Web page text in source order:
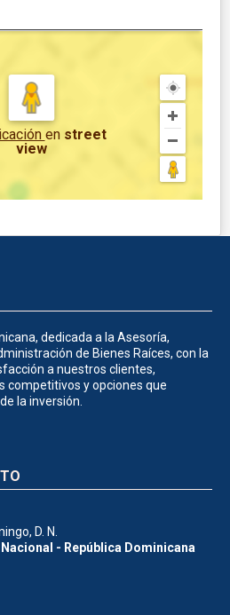
en street
view
dedicada a la Asesoría,
de Bienes Raíces, con la
a nuestros clientes,
competitivos y opciones que
la inversión.
D. N.
- República Dominicana